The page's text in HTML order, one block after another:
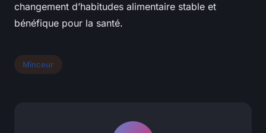
changement d’habitudes alimentaire stable et
bénéfique pour la santé.
Minceur